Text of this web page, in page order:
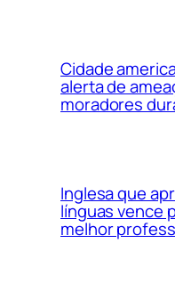
Cidade
alerta de
moradores
Inglesa que
línguas vence
melhor